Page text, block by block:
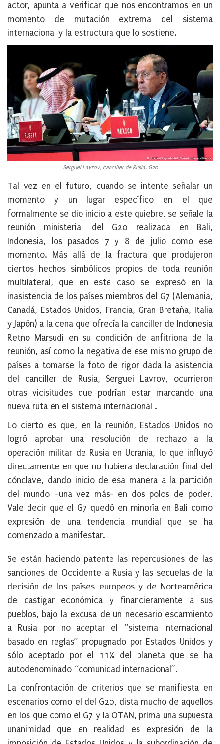
actor, apunta a verificar que nos encontramos en un
momento de mutación extrema del sistema
internacional y la estructura que lo sostiene.
Serguei Lavrov, canciller de Rusia, G20
Tal vez en el futuro, cuando se intente señalar un
momento y un lugar específico en el que
formalmente se dio inicio a este quiebre, se señale la
reunión ministerial del G20 realizada en Bali,
Indonesia, los pasados 7 y 8 de julio como ese
momento. Más allá de la fractura que produjeron
ciertos hechos simbólicos propios de toda reunión
multilateral, que en este caso se expresó en la
inasistencia de los países miembros del G7 (Alemania,
Canadá, Estados Unidos, Francia, Gran Bretaña, Italia
y Japón) a la cena que ofrecía la canciller de Indonesia
Retno Marsudi en su condición de anfitriona de la
reunión, así como la negativa de ese mismo grupo de
países a tomarse la foto de rigor dada la asistencia
del canciller de Rusia, Serguei Lavrov, ocurrieron
otras vicisitudes que podrían estar marcando una
nueva ruta en el sistema internacional .
Lo cierto es que, en la reunión, Estados Unidos no
logró aprobar una resolución de rechazo a la
operación militar de Rusia en Ucrania, lo que influyó
directamente en que no hubiera declaración final del
cónclave, dando inicio de esa manera a la partición
del mundo –una vez más- en dos polos de poder.
Vale decir que el G7 quedó en minoría en Bali como
expresión de una tendencia mundial que se ha
comenzado a manifestar.
Se están haciendo patente las repercusiones de las
sanciones de Occidente a Rusiay las secuelas de la
decisión de los países europeos y de Norteamérica
de castigar económica y financieramente a sus
pueblos, bajo la excusa de un necesario escarmiento
a Rusia por no aceptar el “sistema internacional
basado en reglas” propugnado por Estados Unidos y
sólo aceptado por el 11% del planeta que se ha
autodenominado “comunidad internacional”.
La confrontación de criterios que se manifiesta en
escenarios como el del G20, dista mucho de aquellos
en los que como el G7 y la OTAN, prima una supuesta
unanimidad que en realidad es expresión de la